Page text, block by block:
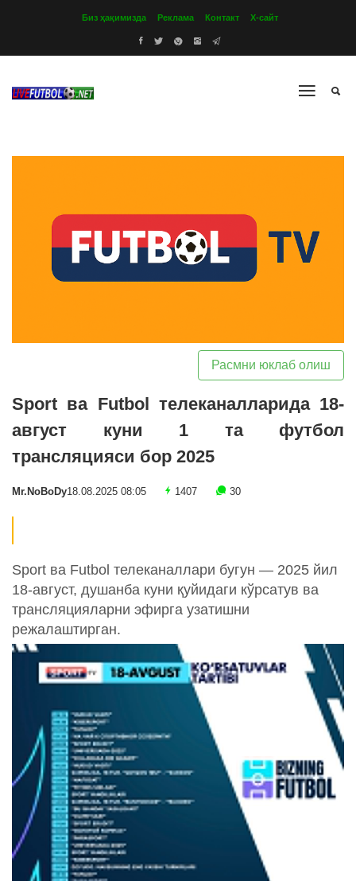
Биз ҳақимизда Реклама Контакт Х-сайт
Расмни юклаб олиш
Sport ва Futbol телеканалларида 18-
август куни 1 та футбол
трансляцияси бор 2025
Mr.NoBoDy18.08.2025 08:05 1407 30
Sport ва Futbol телеканаллари бугун — 2025 йил
18-август, душанба куни қуйидаги кўрсатув ва
трансляцияларни эфирга узатишни
режалаштирган.